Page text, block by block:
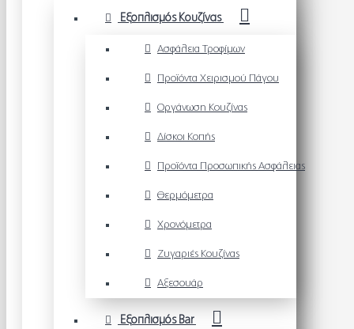
Εξοπλισμός Κουζίνας
Ασφάλεια Τροφίμων
Προϊόντα Χειρισμού Πάγου
Οργάνωση Κουζίνας
Δίσκοι Κοπής
Προϊόντα Προσωπικής Ασφάλειας
Θερμόμετρα
Χρονόμετρα
Ζυγαριές Κουζίνας
Αξεσουάρ
Εξοπλισμός Bar